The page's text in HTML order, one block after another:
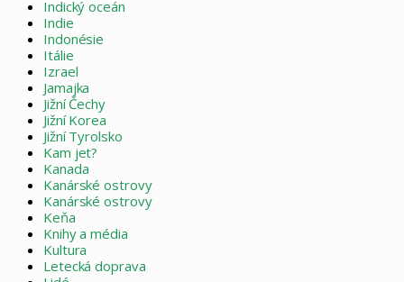
Indický oceán
Indie
Indonésie
Itálie
Izrael
Jamajka
Jižní Čechy
Jižní Korea
Jižní Tyrolsko
Kam jet?
Kanada
Kanárské ostrovy
Kanárské ostrovy
Keňa
Knihy a média
Kultura
Letecká doprava